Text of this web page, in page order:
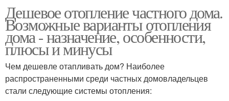
Дешевое отопление частного дома.
Возможные варианты отопления
дома - назначение, особенности,
плюсы и минусы
Чем дешевле отапливать дом? Наиболее
распространенными среди частных домовладельцев
стали следующие системы отопления: